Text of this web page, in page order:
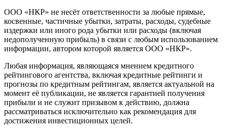
ООО «НКР» не несёт ответственности за любые прямые,
косвенные, частичные убытки, затраты, расходы, судебные
издержки или иного рода убытки или расходы (включая
недополученную прибыль) в связи с любым использованием
информации, автором которой является ООО «НКР».
Любая информация, являющаяся мнением кредитного
рейтингового агентства, включая кредитные рейтинги и
прогнозы по кредитным рейтингам, является актуальной на
момент её публикации, не является гарантией получения
прибыли и не служит призывом к действию, должна
рассматриваться исключительно как рекомендация для
достижения инвестиционных целей.